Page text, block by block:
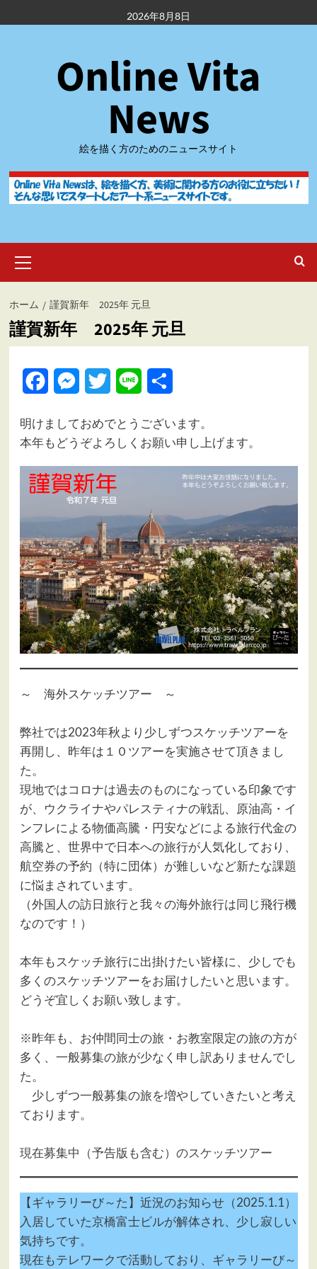
容
2026年8月8日
Online Vita
News
絵を描く方のためのニュースサイト
イ
ン
ニ
ュ
ー
ホーム 謹賀新年 2025年 元旦
謹賀新年 2025年 元旦
FacebookMessenger
Twitter Line
明けましておめでとうございます。
本年もどうぞよろしくお願い申し上げます。
～ 海外スケッチツアー ～
弊社では2023年秋より少しずつスケッチツアーを
再開し、昨年は１０ツアーを実施させて頂きまし
た。
現地ではコロナは過去のものになっている印象です
が、ウクライナやパレスティナの戦乱、原油高・イ
ンフレによる物価高騰・円安などによる旅行代金の
高騰と、世界中で日本への旅行が人気化しており、
航空券の予約（特に団体）が難しいなど新たな課題
に悩まされています。
（外国人の訪日旅行と我々の海外旅行は同じ飛行機
なのです！）
本年もスケッチ旅行に出掛けたい皆様に、少しでも
多くのスケッチツアーをお届けしたいと思います。
どうぞ宜しくお願い致します。
※昨年も、お仲間同士の旅・お教室限定の旅の方が
多く、一般募集の旅が少なく申し訳ありませんでし
た。
少しずつ一般募集の旅を増やしていきたいと考え
ております。
現在募集中（予告版も含む）のスケッチツアー
【ギャラリーび～た】近況のお知らせ（2025.1.1）
入居していた京橋富士ビルが解体され、少し寂しい
気持ちです。
現在もテレワークで活動しており、ギャラリーび～